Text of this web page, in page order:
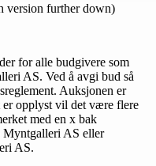
version further down)
for alle budgivere som
AS. Ved å avgi bud så
Auksjonen er
opplyst vil det være flere
med en x bak
Myntgalleri AS eller
AS.